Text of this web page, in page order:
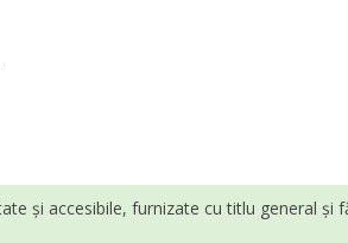
și accesibile, furnizate cu titlu general și